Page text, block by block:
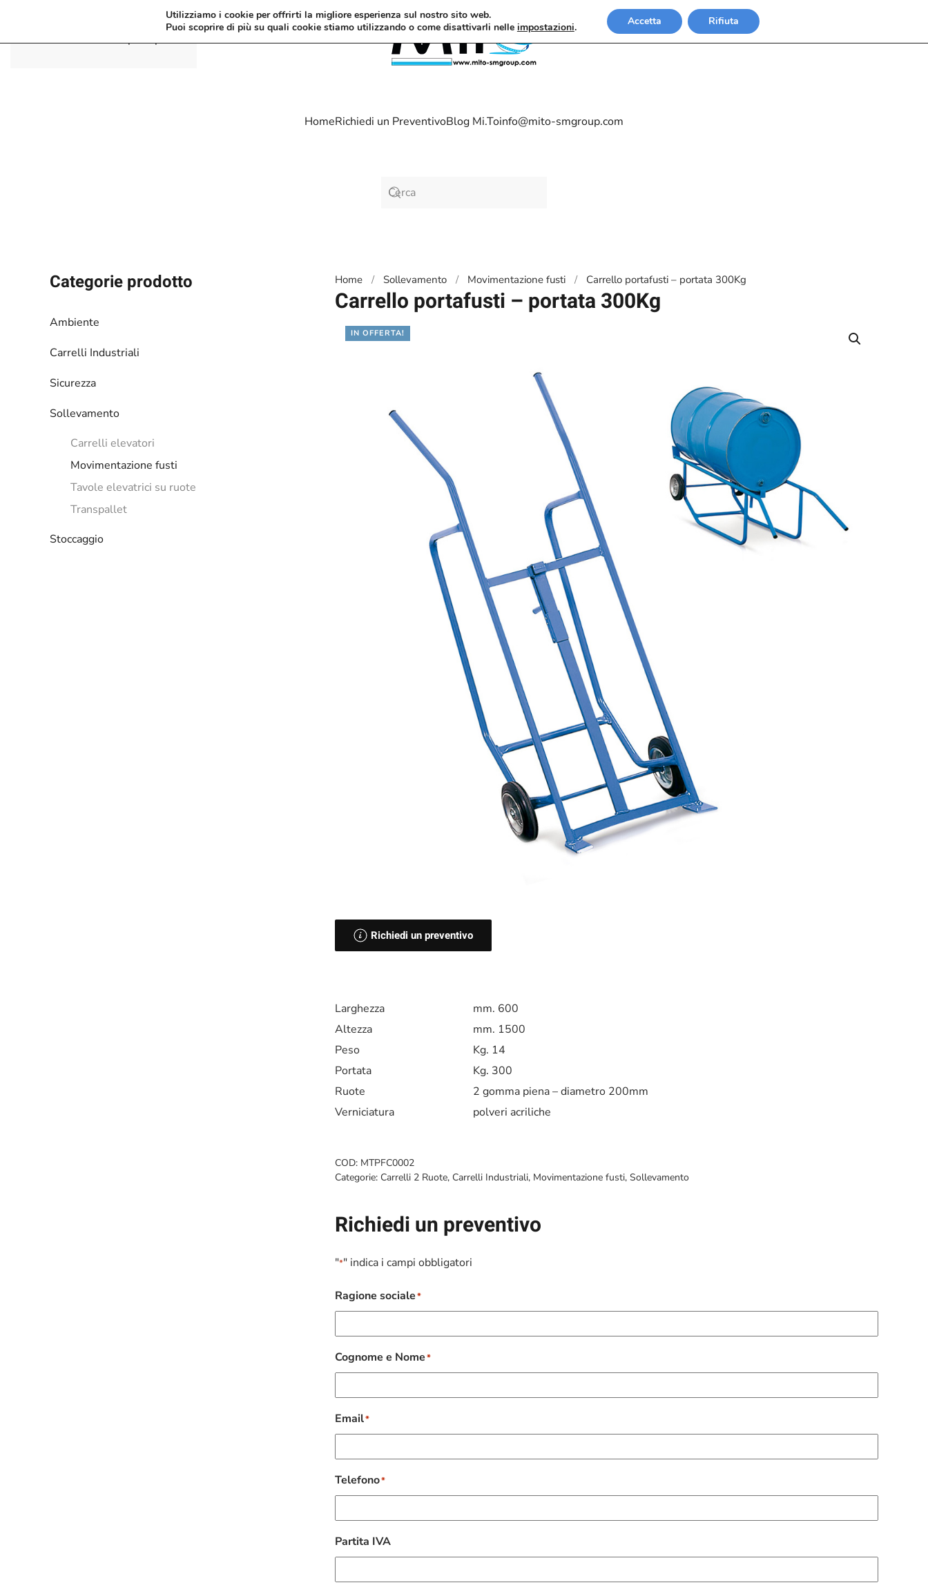
Passa al contenuto principale
HomeRichiedi un PreventivoBlog Mi.Toinfo@mito-smgroup.com
Categorie prodotto
Ambiente
Carrelli Industriali
Sicurezza
Sollevamento
Carrelli elevatori
Movimentazione fusti
Tavole elevatrici su ruote
Transpallet
Stoccaggio
Home Sollevamento Movimentazione fusti Carrello portafusti – portata 300Kg
Carrello portafusti – portata 300Kg
IN OFFERTA!
Richiedi un preventivo
Larghezza
mm. 600
Altezza
mm. 1500
Peso
Kg. 14
Portata
Kg. 300
Ruote
2 gomma piena – diametro 200mm
Verniciatura
polveri acriliche
COD: MTPFC0002
Categorie: Carrelli 2 Ruote, Carrelli Industriali, Movimentazione fusti,Sollevamento
Richiedi un preventivo
"*" indica i campi obbligatori
Ragione sociale*
Cognome e Nome*
Email*
Telefono*
Partita IVA
Utilizziamo i cookie per offrirti la migliore esperienza sul nostro sito web.
Puoi scoprire di più su quali cookie stiamo utilizzando o come disattivarli nelle impostazioni. Accetta Rifiuta